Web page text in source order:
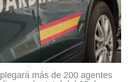
más de 200 agentes